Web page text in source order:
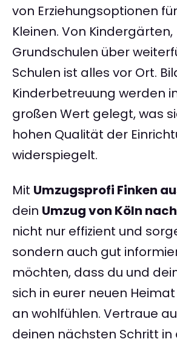
von Erziehungsoptionen
Kleinen. Von Kindergärten,
Grundschulen über
Schulen ist alles vor Ort.
Kinderbetreuung werden
großen Wert gelegt, was
hohen Qualität der
widerspiegelt.
Mit Umzugsprofi Finken
dein Umzug von Köln
nicht nur effizient und
sondern auch gut
möchten, dass du und
sich in eurer neuen
an wohlfühlen. Vertraue
deinen nächsten Schritt in